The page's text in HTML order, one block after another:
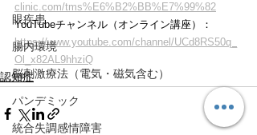
眼疾患
腸内環境
脳刺激療法（電気・磁気含む）
パンデミック
統合失調感情障害
clinic.com/tms%E6%B2%BB%E7%99%82
YouTubeチャンネル（オンライン講座）：
https://www.youtube.com/channel/UCd8RS50q_
Ol_x82AL9hhziQ
認知症